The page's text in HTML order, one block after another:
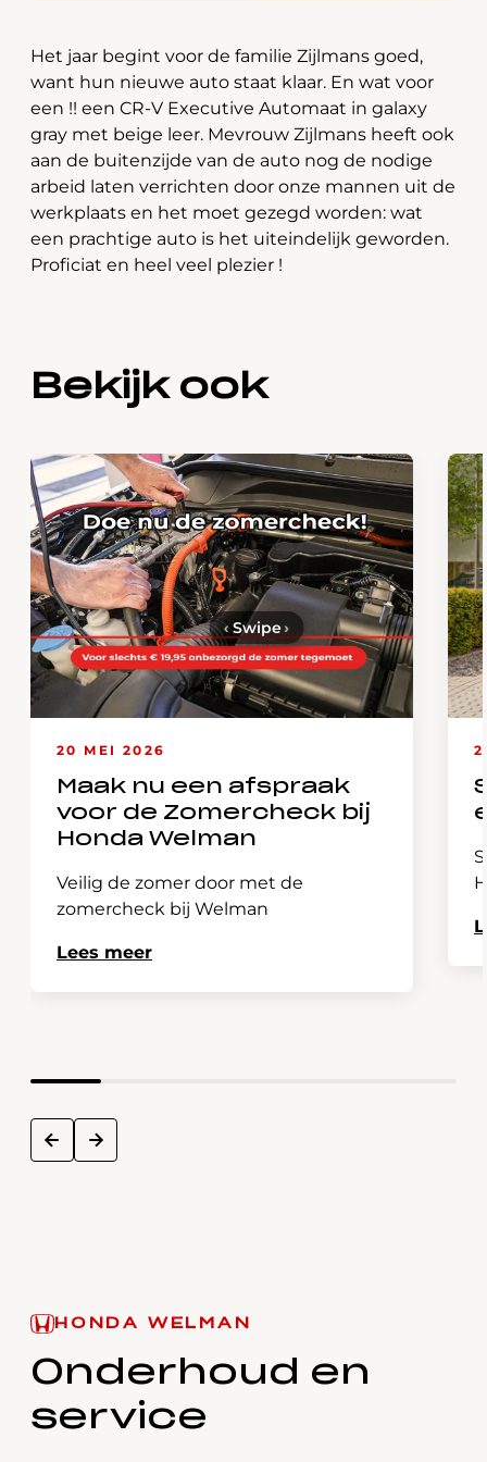
Het jaar begint voor de familie Zijlmans goed,
want hun nieuwe auto staat klaar. En wat voor
een !! een CR-V Executive Automaat in galaxy
gray met beige leer. Mevrouw Zijlmans heeft ook
aan de buitenzijde van de auto nog de nodige
arbeid laten verrichten door onze mannen uit de
werkplaats en het moet gezegd worden: wat
een prachtige auto is het uiteindelijk geworden.
Proficiat en heel veel plezier !
Bekijk ook
20 MEI 2026
Maak nu een afspraak
voor de Zomercheck bij
Honda Welman
Veilig de zomer door met de
zomercheck bij Welman
Lees meer
prev next
‹ Swipe›
HONDA WELMAN
Onderhoud en
service